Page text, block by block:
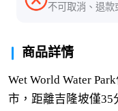
不可取消、退款
商品詳情
Wet World Water
市，距離吉隆坡僅35